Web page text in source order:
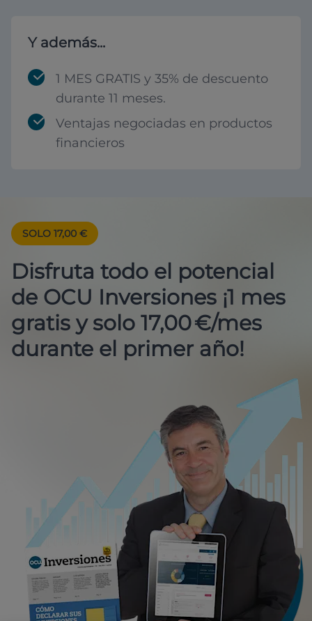
Y además...
1 MES GRATIS y 35% de descuento
durante 11 meses.
Ventajas negociadas en productos
financieros
SOLO 17,00 €
Disfruta todo el potencial
de OCU Inversiones ¡1 mes
gratis y solo 17,00 €/mes
durante el primer año!